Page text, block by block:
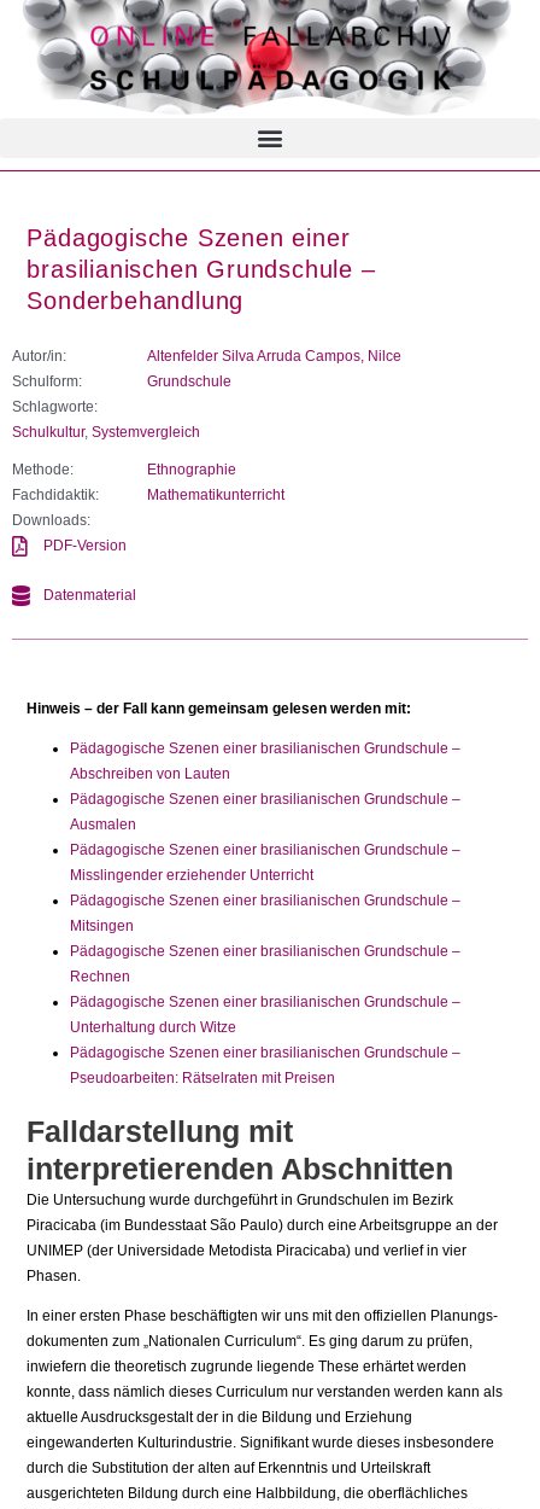
Pädagogische Szenen einer
brasilianischen Grundschule –
Sonderbehandlung
Autor/in:
Altenfelder Silva Arruda Campos, Nilce
Schulform:
Grundschule
Schlagworte:
Schulkultur, Systemvergleich
Methode:
Ethnographie
Fachdidaktik:
Mathematikunterricht
Downloads:
PDF-Version
Datenmaterial
Hinweis – der Fall kann gemeinsam gelesen werden mit:
Pädagogische Szenen einer brasilianischen Grundschule –
Abschreiben von Lauten
Pädagogische Szenen einer brasilianischen Grundschule –
Ausmalen
Pädagogische Szenen einer brasilianischen Grundschule –
Misslingender erziehender Unterricht
Pädagogische Szenen einer brasilianischen Grundschule –
Mitsingen
Pädagogische Szenen einer brasilianischen Grundschule –
Rechnen
Pädagogische Szenen einer brasilianischen Grundschule –
Unterhaltung durch Witze
Pädagogische Szenen einer brasilianischen Grundschule –
Pseudoarbeiten: Rätselraten mit Preisen
Falldarstellung mit
interpretierenden Abschnitten
Die Untersuchung wurde durchgeführt in Grundschulen im Bezirk
Piracicaba (im Bundesstaat São Paulo) durch eine Arbeitsgruppe an der
UNIMEP (der Universidade Metodista Piracicaba) und verlief in vier
Phasen.
In einer ersten Phase beschäftigten wir uns mit den offiziellen Planungs­
dokumenten zum „Nationalen Curriculum“. Es ging darum zu prüfen,
inwie­fern die theoretisch zugrunde liegende These erhärtet werden
konnte, dass nämlich dieses Curriculum nur verstanden werden kann als
aktuelle Aus­drucksgestalt der in die Bildung und Erziehung
eingewanderten Kulturindust­rie. Signifikant wurde dieses insbesondere
durch die Substitution der alten auf Erkenntnis und Urteilskraft
ausgerichteten Bildung durch eine Halbbil­dung, die oberflächliches